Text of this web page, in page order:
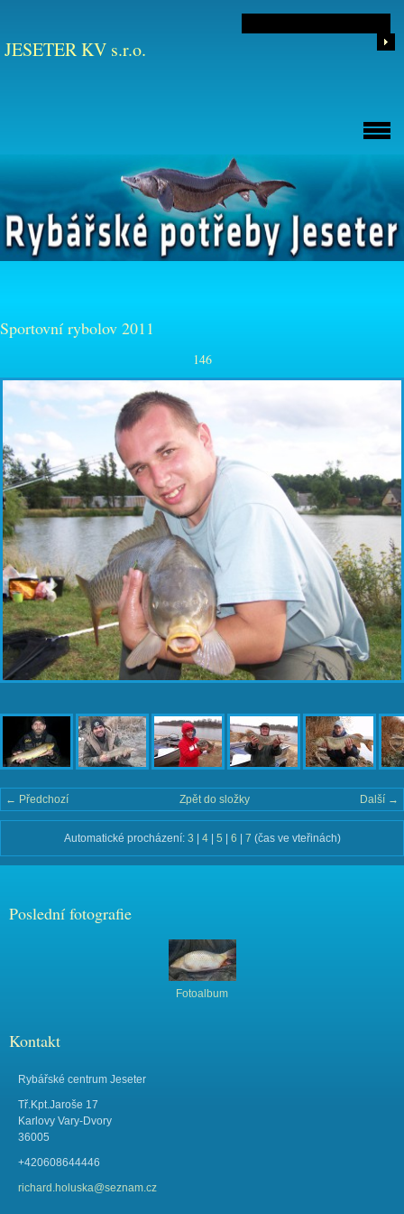
JESETER KV s.r.o.
Sportovní rybolov 2011
146
← Předchozí Další →
Zpět do složky
Automatické procházení: 3 | 4| 5 | 6 | 7 (čas ve vteřinách)
Poslední fotografie
Fotoalbum
Kontakt
Rybářské centrum Jeseter
Tř.Kpt.Jaroše 17
Karlovy Vary-Dvory
36005
+420608644446
richard.holuska@seznam.cz